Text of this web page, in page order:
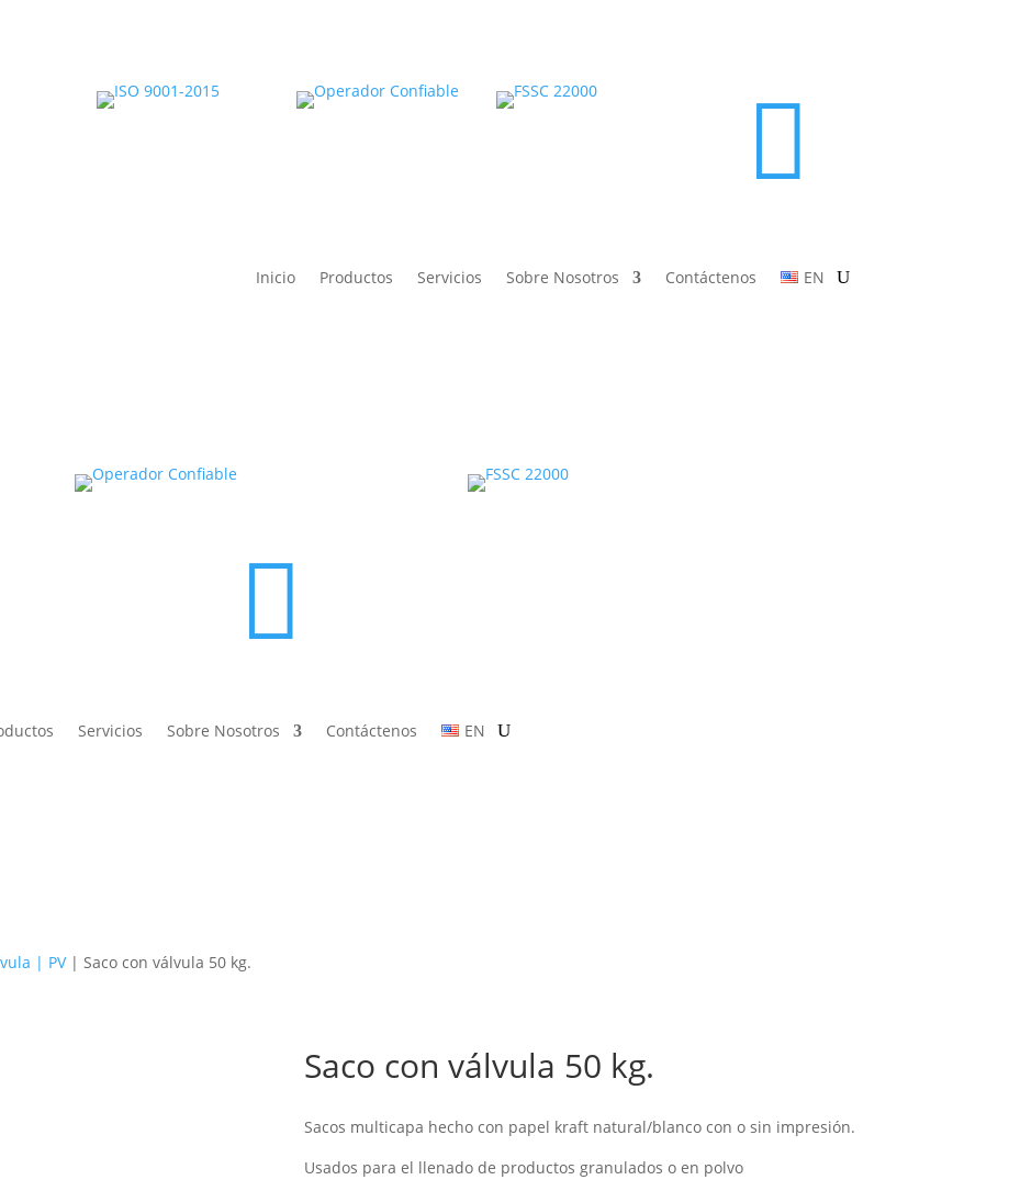

Inicio Productos Servicios Sobre Nosotros Contáctenos EN

Servicios Sobre Nosotros Contáctenos EN
| PV| Saco con válvula 50 kg.
Saco con válvula 50 kg.
Sacos multicapa hecho con papel kraft natural/blanco con o sin impresión.
Usados para el llenado de productos granulados o en polvo